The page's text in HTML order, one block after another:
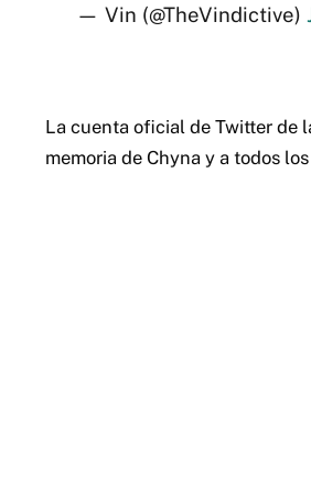
— Vin (@TheVindictive)
La cuenta oficial de Twitter de
memoria de Chyna y a todos